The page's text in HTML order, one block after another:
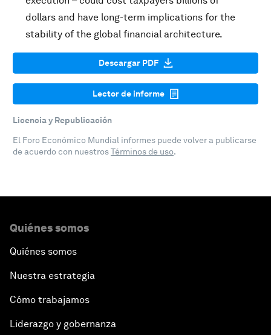
dollars and have long-term implications for the
stability of the global financial architecture.
Descargar PDF
Lector de informe
Licencia y Republicación
El Foro Económico Mundial informes puede volver a publicarse
de acuerdo con nuestrosTérminos de uso.
Quiénes somos
Quiénes somos
Nuestra estrategia
Cómo trabajamos
Liderazgo y gobernanza